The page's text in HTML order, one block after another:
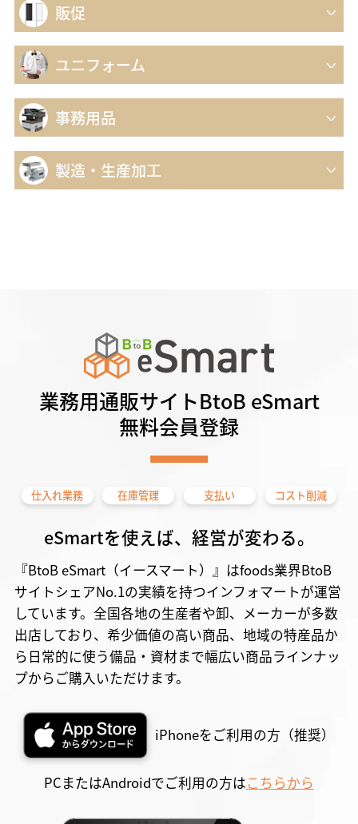
販促
ユニフォーム
事務用品
製造・生産加工
業務用通販サイトBtoB eSmart
無料会員登録
仕入れ業務 在庫管理 支払い コスト削減
eSmartを使えば、経営が変わる。
『BtoB eSmart（イースマート）』はfoods業界BtoB
サイトシェアNo.1の実績を持つインフォマートが運営
しています。全国各地の生産者や卸、メーカーが多数
出店しており、希少価値の高い商品、地域の特産品か
ら日常的に使う備品・資材まで幅広い商品ラインナッ
プからご購入いただけます。
iPhoneをご利用の方（推奨）
PCまたはAndroidでご利用の方はこちらから